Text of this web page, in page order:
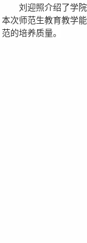
刘迎照介绍了学
本次师范生教育教学
范的培养质量。